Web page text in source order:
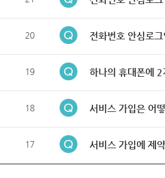
20 전화번호 안심로
19 하나의 휴대폰에
18 서비스 가입은 어
17 서비스 가입에 제